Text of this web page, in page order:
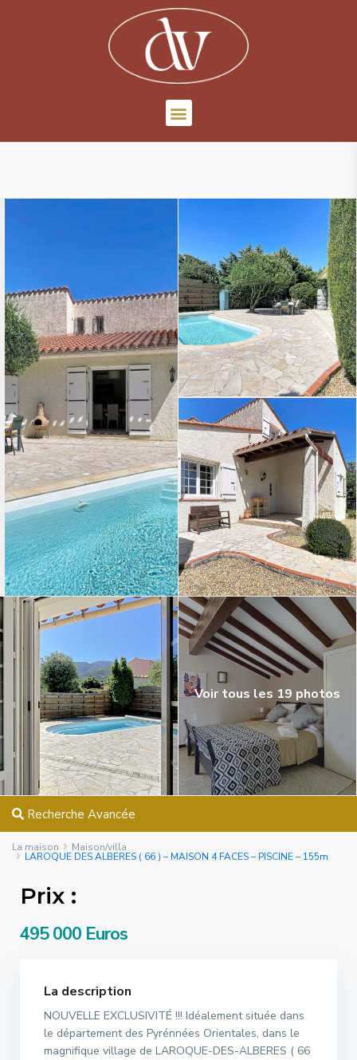
Voir tous les 19 photos
Recherche Avancée
La maison Maison/villa
LAROQUE DES ALBERES ( 66 ) – MAISON 4 FACES – PISCINE – 155m
Prix :
495 000 Euros
La description
NOUVELLE EXCLUSIVITÉ !!! Idéalement située dans
le département des Pyrénnées Orientales, dans le
magnifique village de LAROQUE-DES-ALBERES ( 66